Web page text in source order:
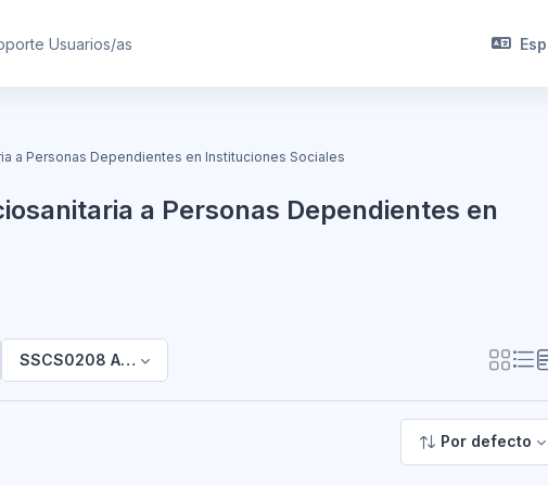
Usuarios/as
a Personas Dependientes en Instituciones Sociales
a Personas Dependientes en
SSCS0208 Atención Sociosanitaria a Personas Dependientes en
Por defecto